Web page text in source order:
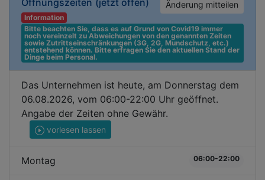
Öffnungszeiten (jetzt offen) Änderung mitteilen
Information
Bitte beachten Sie, dass es auf Grund von Covid19 immer
noch vereinzelt zu Abweichungen von den genannten Zeiten
sowie Zutrittseinschränkungen (3G, 2G, Mundschutz, etc.)
entstehend können. Bitte erfragen Sie den aktuellen Stand der
Dinge beim Personal.
Das Unternehmen ist heute, am Donnerstag dem
06.08.2026, vom 06:00-22:00 Uhr geöffnet.
Angabe der Zeiten ohne Gewähr.
vorlesen lassen
Montag 06:00-22:00